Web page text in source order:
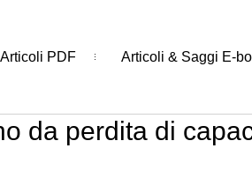
Articoli PDF Articoli & Saggi E-
da perdita di